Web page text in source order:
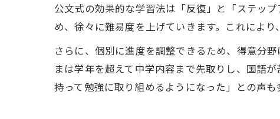
公文式の効果的な学習法は「反復」と「ステッ
め、徐々に難易度を上げていきます。これによ
さらに、個別に進度を調整できるため、得意分
まは学年を超えて中学内容まで先取りし、国語
持って勉強に取り組めるようになった」との声も